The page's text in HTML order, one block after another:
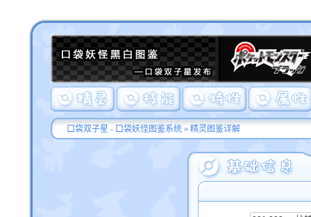
口袋双子星 - 口袋妖怪图鉴系统» 精灵图鉴详解